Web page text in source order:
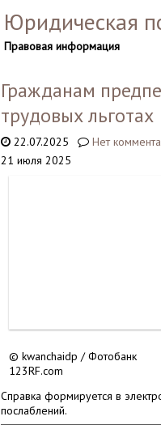
Юридическая
Правовая информация
Гражданам
трудовых льготах
22.07.2025
Нет
21 июля 2025
© kwanchaidp / Фотобанк
123RF.com
Справка формируется в
послаблений.